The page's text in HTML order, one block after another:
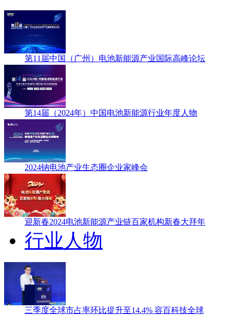
第11届中国（广州）电池新能源产业国际高峰论坛
第14届（2024年）中国电池新能源行业年度人物
2024钠电池产业生态圈企业家峰会
迎新春2024电池新能源产业链百家机构新春大拜年
行业人物
三季度全球市占率环比提升至14.4% 容百科技全球